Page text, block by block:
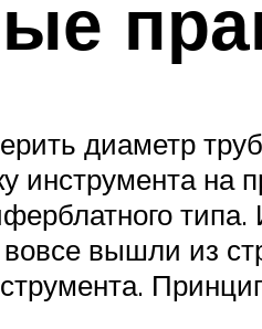
диаметр
инструмента на
вышли из